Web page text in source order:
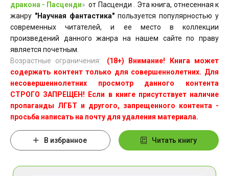
дракона - Пасценди» от Пасценди . Эта книга, отнесенная к
жанру "Научная фантастика" пользуется популярностью у
современных читателей, и ее место в коллекции
произведений данного жанра на нашем сайте по праву
является почетным.
Возрастные ограничения:
(18+) Внимание! Книга может
содержать контент только для совершеннолетних. Для
несовершеннолетних просмотр данного контента
СТРОГО ЗАПРЕЩЕН! Если в книге присутствует наличие
пропаганды ЛГБТ и другого, запрещенного контента -
просьба написать на почту для удаления материала.
В избранное Читать книгу